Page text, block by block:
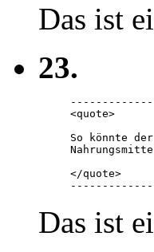
Das ist
23.
<quote>
So könnte
</quote>
Das ist